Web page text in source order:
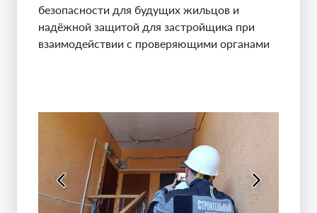
безопасности для будущих жильцов и
надёжной защитой для застройщика при
взаимодействии с проверяющими органами